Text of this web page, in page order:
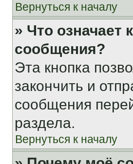
Вернуться к началу
» Что означает
сообщения?
Эта кнопка
закончить и
сообщения
раздела.
Вернуться к началу